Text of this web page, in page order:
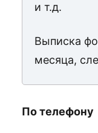
и т.д.
Выписка
месяца,
По телефону